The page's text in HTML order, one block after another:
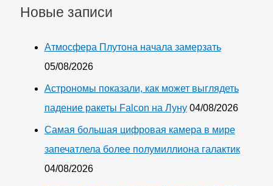
Новые записи
Атмосфера Плутона начала замерзать
05/08/2026
Астрономы показали, как может выглядеть
падение ракеты Falcon на Луну 04/08/2026
Самая большая цифровая камера в мире
запечатлела более полумиллиона галактик
04/08/2026